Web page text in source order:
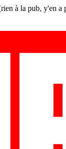
à la pub, y'en a